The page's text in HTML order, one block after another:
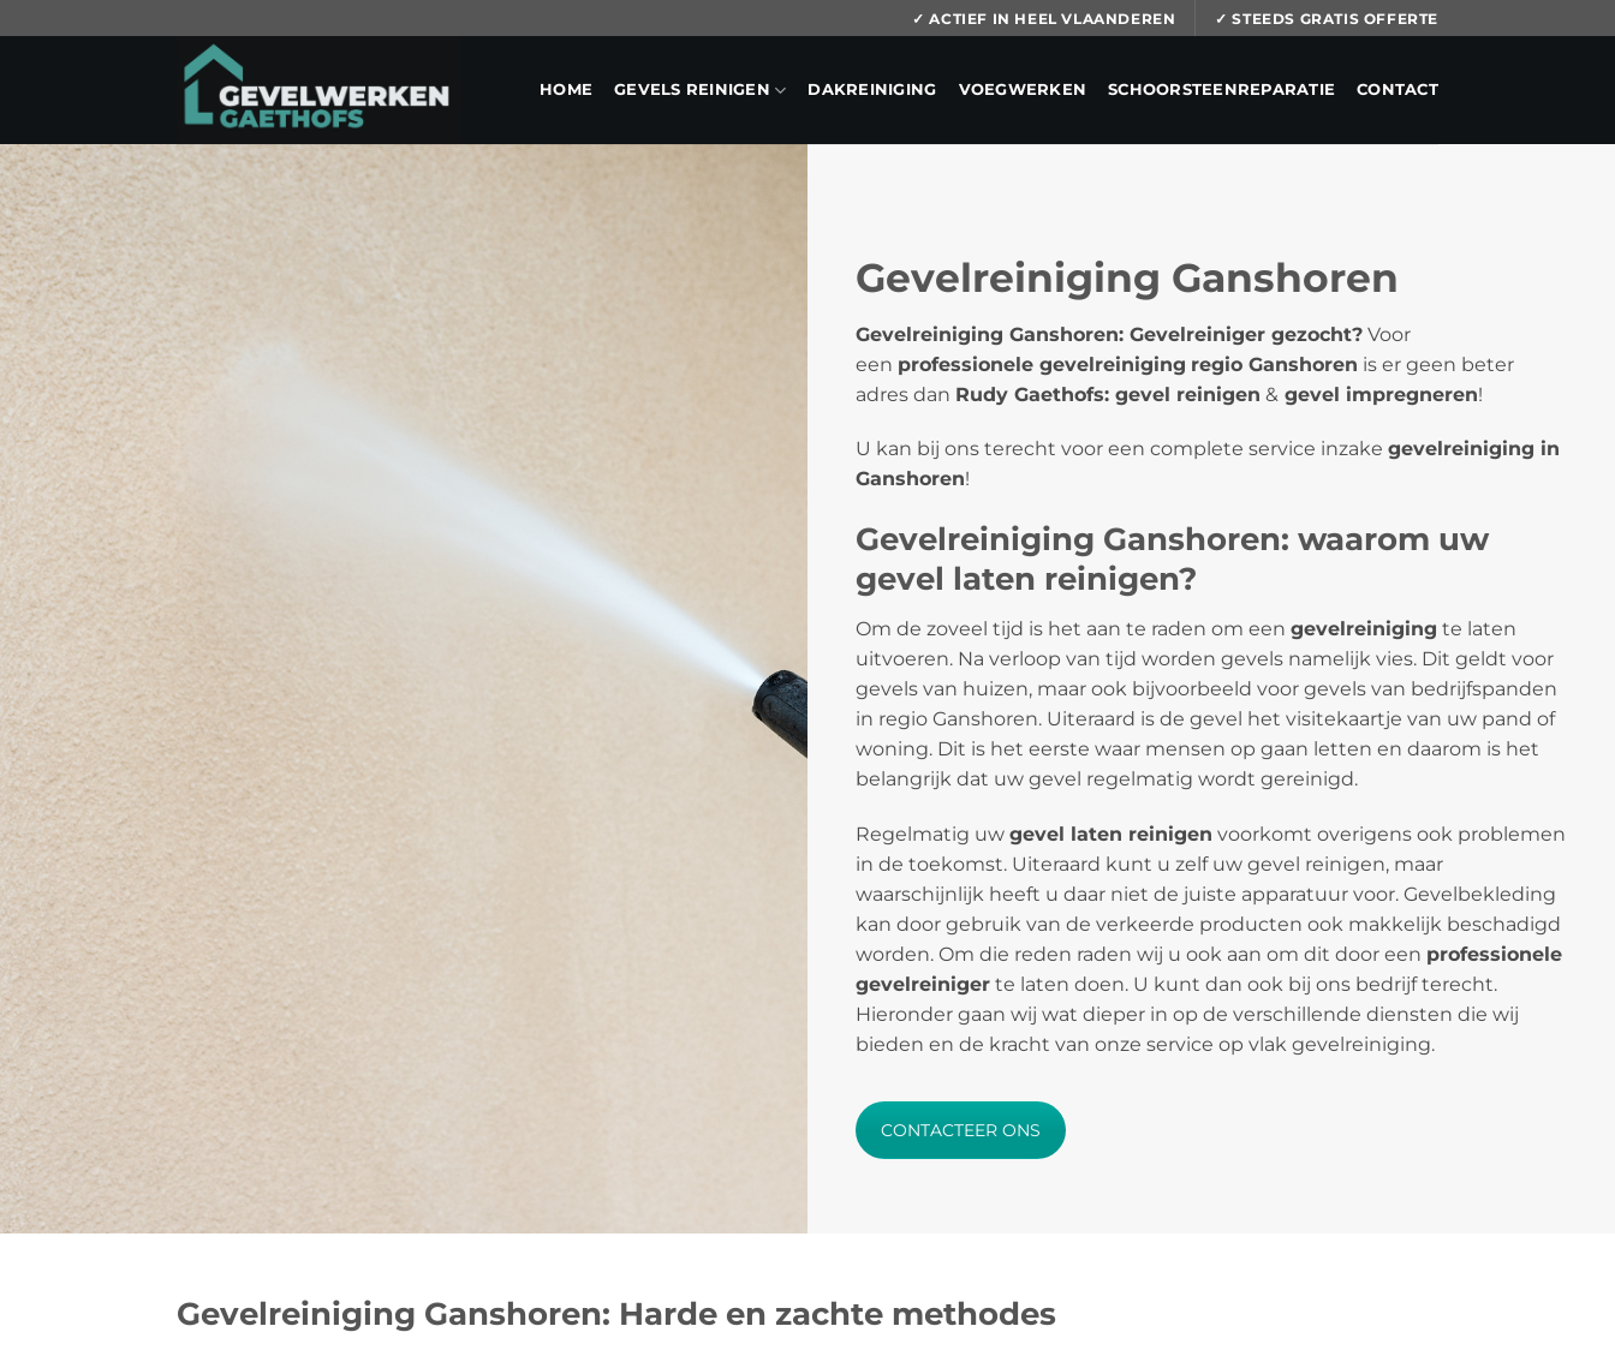
✓ ACTIEF IN HEEL VLAANDEREN ✓ STEEDS GRATIS OFFERTE
HOME GEVELS REINIGEN DAKREINIGING VOEGWERKEN SCHOORSTEENREPARATIE CONTACT
Gevelreiniging Ganshoren
Gevelreiniging Ganshoren: Gevelreiniger gezocht? Voor
een professionele gevelreiniging regio Ganshoren is er geen beter
adres dan Rudy Gaethofs: gevel reinigen & gevel impregneren!
U kan bij ons terecht voor een complete service inzake gevelreiniging in
Ganshoren!
Gevelreiniging Ganshoren: waarom uw
gevel laten reinigen?
Om de zoveel tijd is het aan te raden om een gevelreiniging te laten
uitvoeren. Na verloop van tijd worden gevels namelijk vies. Dit geldt voor
gevels van huizen, maar ook bijvoorbeeld voor gevels van bedrijfspanden
in regio Ganshoren. Uiteraard is de gevel het visitekaartje van uw pand of
woning. Dit is het eerste waar mensen op gaan letten en daarom is het
belangrijk dat uw gevel regelmatig wordt gereinigd.
Regelmatig uw gevel laten reinigen voorkomt overigens ook problemen
in de toekomst. Uiteraard kunt u zelf uw gevel reinigen, maar
waarschijnlijk heeft u daar niet de juiste apparatuur voor. Gevelbekleding
kan door gebruik van de verkeerde producten ook makkelijk beschadigd
worden. Om die reden raden wij u ook aan om dit door een professionele
gevelreiniger te laten doen. U kunt dan ook bij ons bedrijf terecht.
Hieronder gaan wij wat dieper in op de verschillende diensten die wij
bieden en de kracht van onze service op vlak gevelreiniging.
CONTACTEER ONS
Gevelreiniging Ganshoren: Harde en zachte methodes